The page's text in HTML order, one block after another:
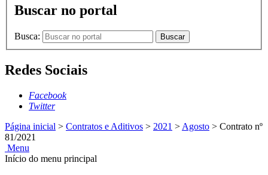
Buscar no portal
Busca: Buscar
Redes Sociais
Facebook
Twitter
Página inicial > Contratos e Aditivos > 2021 > Agosto > Contrato nº
81/2021
Menu
Início do menu principal